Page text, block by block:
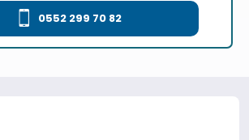
0552 299 70 82